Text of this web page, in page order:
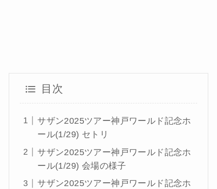
目次
サザン2025ツアー神戸ワールド記念ホ
ール(1/29) セトリ
サザン2025ツアー神戸ワールド記念ホ
ール(1/29) 会場の様子
サザン2025ツアー神戸ワールド記念ホ